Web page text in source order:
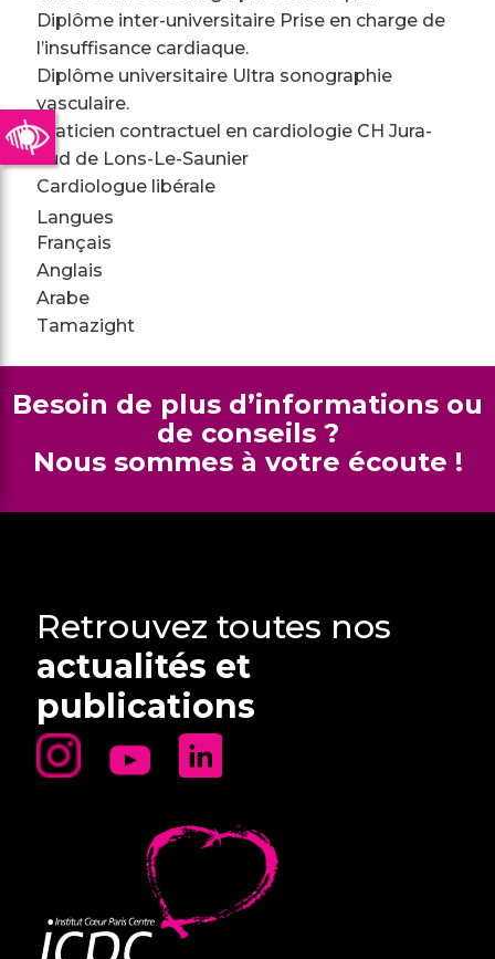
Diplôme inter-universitaire Prise en charge de
l’insuffisance cardiaque.
Diplôme universitaire Ultra sonographie
vasculaire.
Praticien contractuel en cardiologie CH Jura-
Sud de Lons-Le-Saunier
Cardiologue libérale
Langues
Français
Anglais
Arabe
Tamazight
Besoin de plus d’informations ou
de conseils ?
Nous sommes à votre écoute !
Retrouvez toutes nos
actualités et
publications